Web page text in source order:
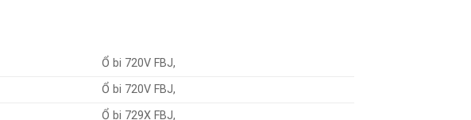
Ổ bi 720V FBJ,
Ổ bi 720V FBJ,
Ổ bi 729X FBJ,